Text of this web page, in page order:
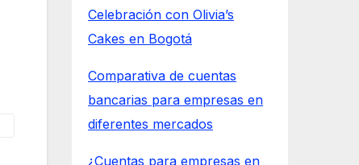
Celebración con Olivia’s
Cakes en Bogotá
Comparativa de cuentas
bancarias para empresas en
diferentes mercados
¿Cuentas para empresas en